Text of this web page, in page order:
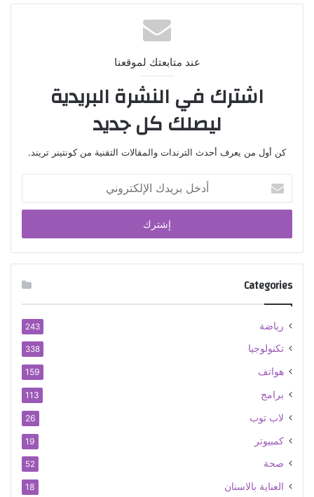
عند متابعتك لموقعنا
اشترك في النشرة البريدية
ليصلك كل جديد
كن أول من يعرف أحدث الترندات والمقالات التقنية من كونتينر تريند.
بريدك
الإلكتروني
Categories
رياضة 243
تكنولوجيا 338
هواتف 159
برامج 113
لاب توب 26
كمبيوتر 19
صحة 52
العناية بالاسنان 18